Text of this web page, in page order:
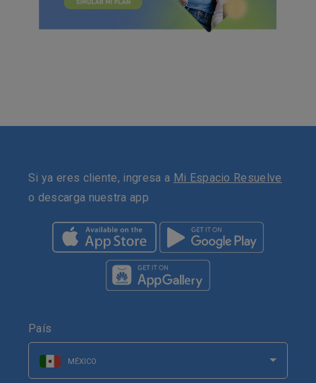
Si ya eres cliente, ingresa a Mi Espacio Resuelve
o descarga nuestra app
País
MÉXICO